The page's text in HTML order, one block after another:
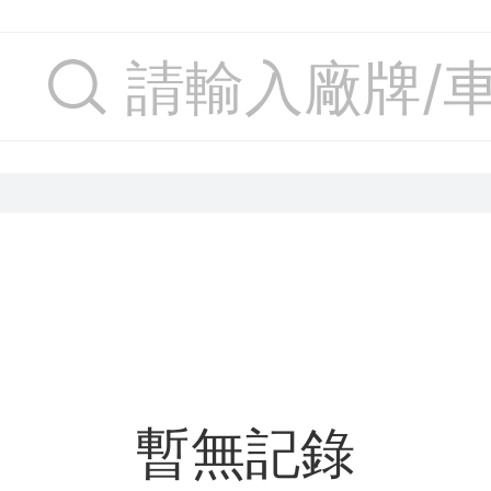
請輸入廠牌/
暫無記錄